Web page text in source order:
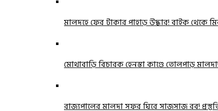
মালদহে ফের টাকার পাহাড় উদ্ধার! বাইক
মোথাবাড়ি বিচারক হেনস্তা কাণ্ডে তোলপাড় মালদা!
রাজ্যপালের মালদা সফর ঘিরে সাজসাজ রব!